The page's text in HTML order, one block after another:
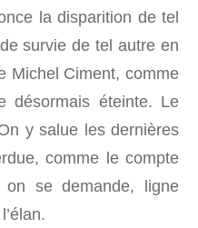
la disparition de tel
survie de tel autre en
Michel Ciment, comme
désormais éteinte. Le
y salue les dernières
comme le compte
on se demande, ligne